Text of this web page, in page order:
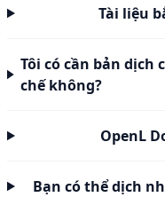
Tài liệu
Tôi có cần bản dịch
chế không?
OpenL
Bạn có thể dịch